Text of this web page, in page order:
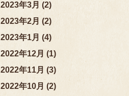
2023年3月 (2)
2023年2月 (2)
2023年1月 (4)
2022年12月 (1)
2022年11月 (3)
2022年10月 (2)